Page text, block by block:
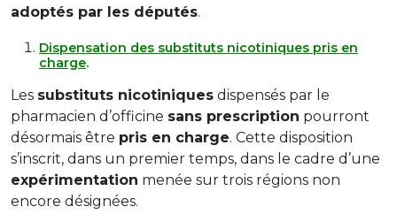
adoptés par les députés.
Dispensation des substituts nicotiniques pris en
charge.
Les substituts nicotiniques dispensés par le
pharmacien d’officine sans prescription pourront
désormais être pris en charge. Cette disposition
s’inscrit, dans un premier temps, dans le cadre d’une
expérimentation menée sur trois régions non
encore désignées.